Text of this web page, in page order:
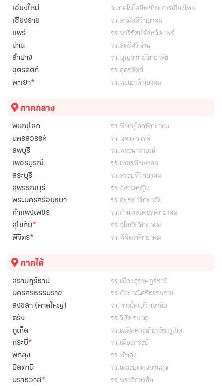
เชียงใหม่ ว.เทคโนโลยีพณิชยการเชียงใหม่
เชียงราย รร.สามัคคีวิทยาคม
แพร่ รร.นารีรัตน์จังหว้ดแพร่
น่าน รร.สตรีศรีน่าน
ลำปาง รร.บุญวาทย์วิทยาลัย
อุตรดิตถ์ รร.อุตรดิตถ์
พะเยา* รร.พะเยาพิทยาคม
ภาคกลาง
พิษณุโลก รร.พิษณุโลกพิทยาคม
นครสวรรค์ รร.นครสวรรค์
ลพบุรี รร.พระนารายณ์
เพชรบูรณ์ รร.เพชรพิทยาคม
สระบุรี รร.สระบุรีวิทยาคม
สุพรรณบุรี รร.สงวนหญิง
พระนครศรีอยุธยา รร.อยุธยาวิทยาลัย
กำแพงเพชร รร.กำแพงเพชรพิทยาคม
สุโขทัย* รร.สุโขทัยวิทยาคม
พิจิตร* รร.พิจิตรพิทยาคม
ภาคใต้
สุราษฎร์ธานี รร.เมืองสุราษฎร์ธานี
นครศรีธรรมราช รร.กัลยาณีศรีธรรมราช
สงขลา (หาดใหญ่) รร.หาดใหญ่วิทยาลัย
ตรัง รร.วิเชียรมาตุ
ภูเก็ต รร.เฉลิมพระเกียรติฯ ภูเก็ต
กระบี่* รร.เมืองกระบี่
พัทลุง รร.พัทลุง
ปัตตานี รร.เดชะปัตตนยานุกูล
นราธิวาส* รร.นราสิกขาลัย